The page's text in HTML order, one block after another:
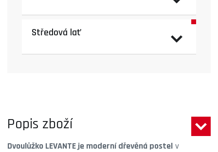
Středová lať
Popis zboží
Dvoulůžko LEVANTE je moderní dřevěná postel v